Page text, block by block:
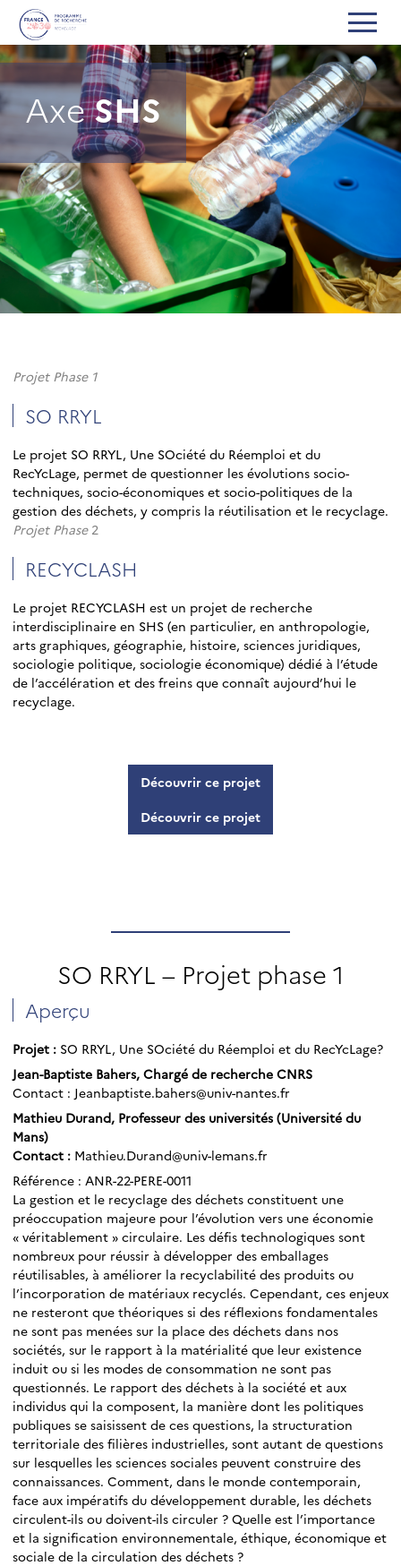
AxeSHS
Projet Phase 1
SO RRYL
Le projet SO RRYL, Une SOciété du Réemploi et du
RecYcLage, permet de questionner les évolutions socio-
techniques, socio-économiques et socio-politiques de la
gestion des déchets, y compris la réutilisation et le recyclage.
Projet Phase 2
RECYCLASH
Le projet RECYCLASH est un projet de recherche
interdisciplinaire en SHS (en particulier, en anthropologie,
arts graphiques, géographie, histoire, sciences juridiques,
sociologie politique, sociologie économique) dédié à l’étude
de l’accélération et des freins que connaît aujourd’hui le
recyclage.
Découvrir ce projet
Découvrir ce projet
SO RRYL – Projet phase 1
Aperçu
Projet : SO RRYL, Une SOciété du Réemploi et du RecYcLage?
Jean-Baptiste Bahers, Chargé de recherche CNRS
Contact : Jeanbaptiste.bahers@univ-nantes.fr
Mathieu Durand, Professeur des universités (Université du
Mans)
Contact : Mathieu.Durand@univ-lemans.fr
Référence : ANR-22-PERE-0011
La gestion et le recyclage des déchets constituent une
préoccupation majeure pour l’évolution vers une économie
« véritablement » circulaire. Les défis technologiques sont
nombreux pour réussir à développer des emballages
réutilisables, à améliorer la recyclabilité des produits ou
l’incorporation de matériaux recyclés. Cependant, ces enjeux
ne resteront que théoriques si des réflexions fondamentales
ne sont pas menées sur la place des déchets dans nos
sociétés, sur le rapport à la matérialité que leur existence
induit ou si les modes de consommation ne sont pas
questionnés. Le rapport des déchets à la société et aux
individus qui la composent, la manière dont les politiques
publiques se saisissent de ces questions, la structuration
territoriale des filières industrielles, sont autant de questions
sur lesquelles les sciences sociales peuvent construire des
connaissances. Comment, dans le monde contemporain,
face aux impératifs du développement durable, les déchets
circulent-ils ou doivent-ils circuler ? Quelle est l’importance
et la signification environnementale, éthique, économique et
sociale de la circulation des déchets ?